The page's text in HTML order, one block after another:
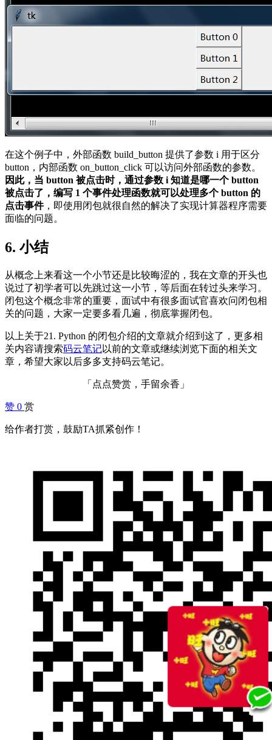
在这个例子中，外部函数 build_button 提供了参数 i 用于区分
button，内部函数 on_button_click 可以访问外部函数的参数。
因此，当 button 被点击时，通过参数 i 知道是哪一个 button
被点击了，编写 1 个事件处理函数就可以处理多个 button 的
点击事件，即使用闭包就很自然的解决了实现计算器程序需要
面临的问题。
6. 小结
从概念上来看这一个小节还是比较晦涩的，我在文章的开头也
说过了初学者可以先跳过这一小节，等后面在转过头来学习。
闭包这个概念非常的重要，面试中有很多面试官喜欢问闭包相
关的问题，大家一定要多看几遍，彻底掌握闭包。
以上关于21. Python 的闭包介绍的文章就介绍到这了，更多相
关内容请搜索码云笔记以前的文章或继续浏览下面的相关文
章，希望大家以后多多支持码云笔记。
「点点赞赏，手留余香」
赞 0 赏
给作者打赏，鼓励TA抓紧创作！